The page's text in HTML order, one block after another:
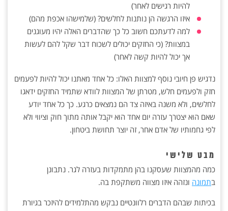
להיות רגישים לאחר)
איזו הרגשה הן נותנות לחלשים? (שלמישהו אכפת מהם)
למה לדעתכם חשוב כל כך שהדברים האלה יהיו מעוגנים
במצוות? (כי החזקים יכולים לשכוח דבר שקל להם לעשות
אך יכול להיות קשה לאחר)
נדגיש פן חיובי נוסף למצוות האלו: כל אחד מאתנו יכול להיות לפעמים
חזק ולפעמים חלש, מטרתן של המצוות לוודא שתמיד החזקים ידאגו
לחלשים, ולא משנה באיזה צד הם נמצאים כרגע. כך כל אחד יודע
שאם הוא יצטרך עזרה יום אחד הוא יקבל אותה מתוך חוק וציווי ולא
לפי גחמותיו של אדם אחר, זה יוצר תחושת ביטחון.
מבט שלישי
כמה מהמצוות שעסקנו בהן מתמקדות בעזרה לגר. נתבונן
בתמונה ונזהה איזו מצווה משתקפת בה.
בכיתות שבהם הדברים רלוונטיים נבקש מהתלמידים להיזכר בגיורת